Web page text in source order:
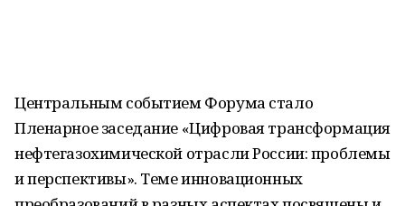
Центральным событием Форума стало
Пленарное заседание «Цифровая трансформация
нефтегазохимической отрасли России: проблемы
и перспективы». Теме инновационных